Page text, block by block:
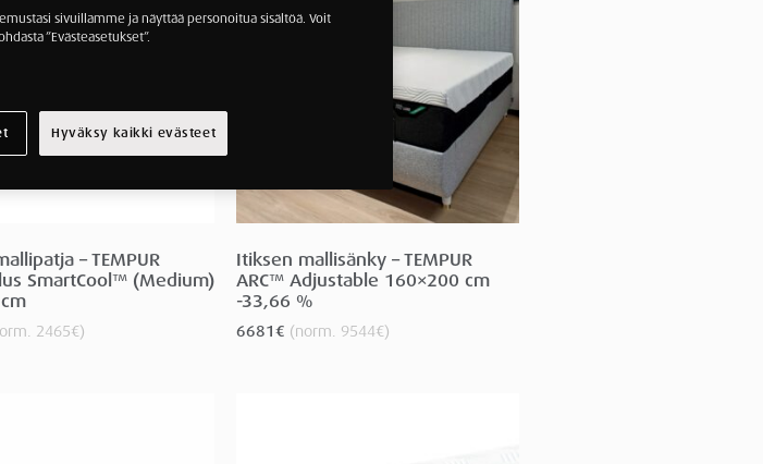
– TEMPUR
SmartCool™ (Medium)
2465€)
Itiksen mallisänky – TEMPUR
ARC™ Adjustable 160×200 cm
-33,66 %
6681€ (norm. 9544€)
sivuillamme ja näyttää personoitua sisältöä. Voit
”Evästeasetukset”.
Hyväksy kaikki evästeet